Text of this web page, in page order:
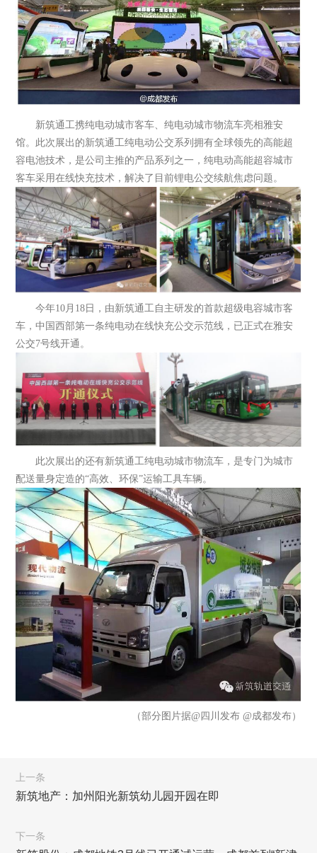
新筑通工携纯电动城市客车、纯电动城市物流车亮相雅安
馆。此次展出的新筑通工纯电动公交系列拥有全球领先的高能超
容电池技术，是公司主推的产品系列之一，纯电动高能超容城市
客车采用在线快充技术，解决了目前锂电公交续航焦虑问题。
今年10月18日，由新筑通工自主研发的首款超级电容城市客
车，中国西部第一条纯电动在线快充公交示范线，已正式在雅安
公交7号线开通。
此次展出的还有新筑通工纯电动城市物流车，是专门为城市
配送量身定造的“高效、环保”运输工具车辆。
（部分图片据@四川发布 @成都发布）
上一条
新筑地产：加州阳光新筑幼儿园开园在即
下一条